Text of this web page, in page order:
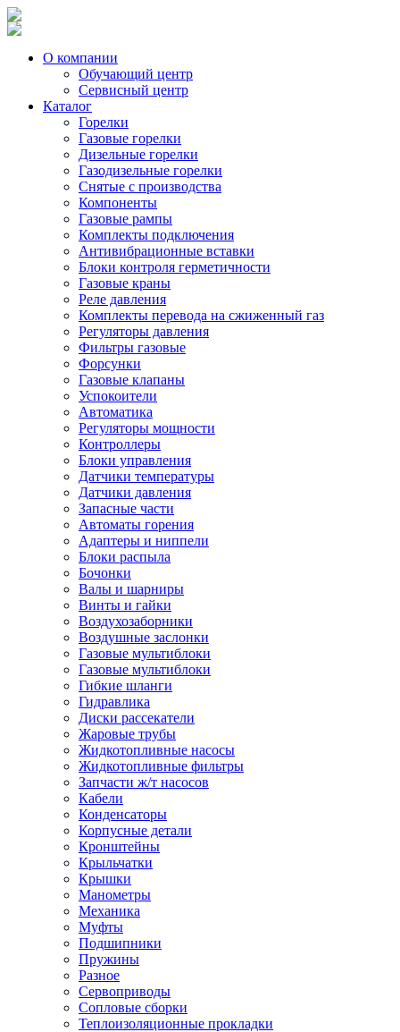
О компании
Обучающий центр
Сервисный центр
Каталог
Горелки
Газовые горелки
Дизельные горелки
Газодизельные горелки
Снятые с производства
Компоненты
Газовые рампы
Комплекты подключения
Антивибрационные вставки
Блоки контроля герметичности
Газовые краны
Реле давления
Комплекты перевода на сжиженный газ
Регуляторы давления
Фильтры газовые
Форсунки
Газовые клапаны
Успокоители
Автоматика
Регуляторы мощности
Контроллеры
Блоки управления
Датчики температуры
Датчики давления
Запасные части
Автоматы горения
Адаптеры и ниппели
Блоки распыла
Бочонки
Валы и шарниры
Винты и гайки
Воздухозаборники
Воздушные заслонки
Газовые мультиблоки
Газовые мультиблоки
Гибкие шланги
Гидравлика
Диски рассекатели
Жаровые трубы
Жидкотопливные насосы
Жидкотопливные фильтры
Запчасти ж/т насосов
Кабели
Конденсаторы
Корпусные детали
Кронштейны
Крыльчатки
Крышки
Манометры
Механика
Муфты
Подшипники
Пружины
Разное
Сервоприводы
Сопловые сборки
Теплоизоляционные прокладки